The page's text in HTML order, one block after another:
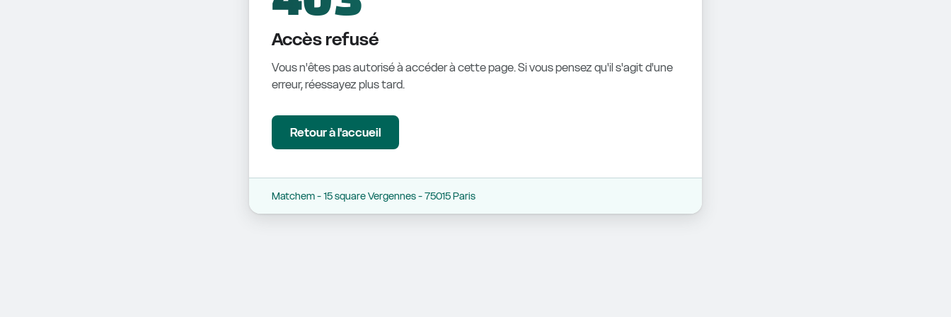
Accès refusé
Vous n'êtes pas autorisé à accéder à cette page. Si vous pensez qu'il s'agit d'une
erreur, réessayez plus tard.
Retour à l'accueil
Matchem - 15 square Vergennes - 75015 Paris